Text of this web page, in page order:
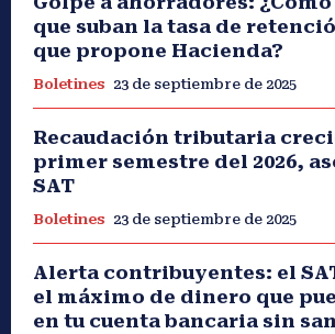
que suban la tasa de
que propone Hacienda?
Boletines 23 de septiembre de 2025
Recaudación tributaria
primer semestre del 2026,
SAT
Boletines 23 de septiembre de 2025
Alerta contribuyentes: el
el máximo de dinero que
en tu cuenta bancaria sin